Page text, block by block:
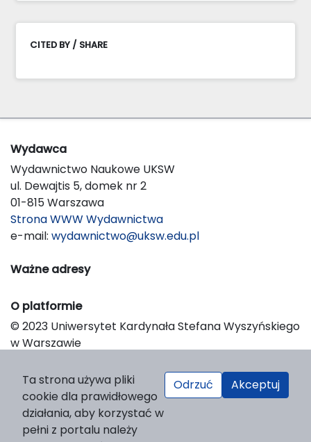
CITED BY / SHARE
Wydawca
Wydawnictwo Naukowe UKSW
ul. Dewajtis 5, domek nr 2
01-815 Warszawa
Strona WWW Wydawnictwa
e-mail: wydawnictwo@uksw.edu.pl
Ważne adresy
O platformie
© 2023 Uniwersytet Kardynała Stefana Wyszyńskiego
w Warszawie
Platform & Workflow by OJS/PKP
Ta strona używa pliki
cookie dla prawidłowego
działania, aby korzystać w
pełni z portalu należy
Odrzuć Akceptuj